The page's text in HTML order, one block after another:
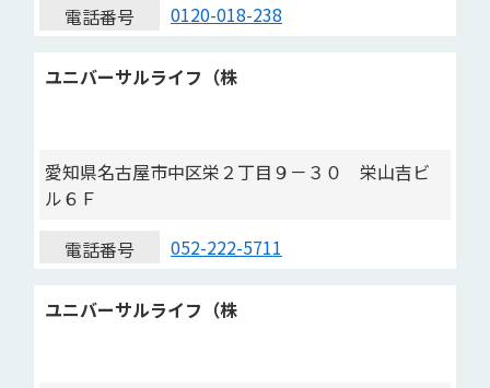
電話番号
0120-018-238
ユニバーサルライフ（株
愛知県名古屋市中区栄２丁目９－３０ 栄山吉ビ
ル６Ｆ
電話番号
052-222-5711
ユニバーサルライフ（株